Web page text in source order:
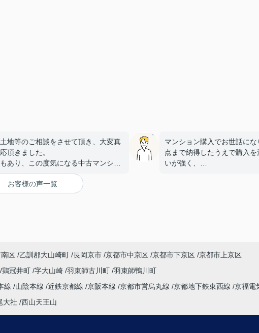
地等のご相談をさせて頂き、大変真
頂きました。
あり、この度気になる中古マンショ
、
購入を依頼しましたが、大変丁寧かつ
応をして頂き満足しております。
マンション購入でお世話に
点まで納得したうえで購入
いが強く、
ではない大きな買い物だから
特に担当してくださった中野
お客様の声一覧
区 乙訓郡大山崎町 長岡京市 京都市中京区 京都市下京区 京都市上京区
鶏冠井町 字大山崎 羽束師古川町 羽束師鴨川町
線 山陰本線 近鉄京都線 京阪本線 京都市営烏丸線 京都地下鉄東西線 京福電
大社 西山天王山